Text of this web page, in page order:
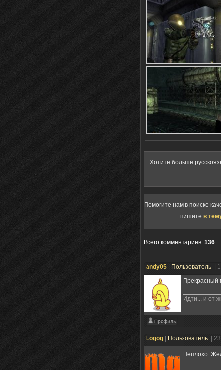
Хотите больше
Помогите нам в поиске
пишите в
Всего комментариев: 136
andy05 Пользователь
|
Прекрасный
Идти... и от
Logog Пользователь |
Неплохо.